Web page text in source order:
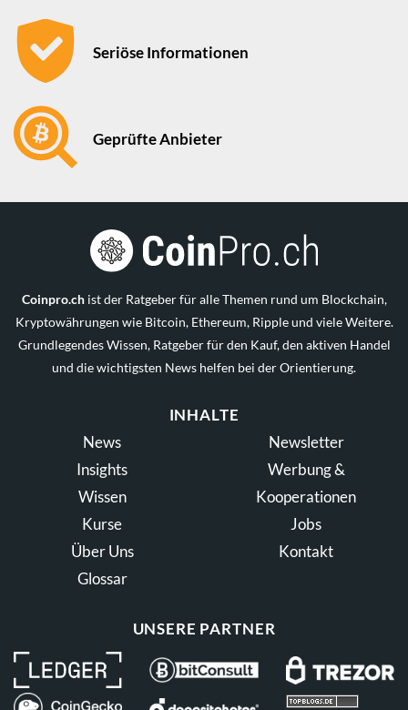
Seriöse Informationen
Geprüfte Anbieter
Coinpro.chist der Ratgeber für alle Themen rund um Blockchain,
Kryptowährungen wie Bitcoin, Ethereum, Ripple und viele Weitere.
Grundlegendes Wissen, Ratgeber für den Kauf, den aktiven Handel
und die wichtigsten News helfen bei der Orientierung.
INHALTE
News
Insights
Wissen
Kurse
Über Uns
Glossar
Newsletter
Werbung &
Kooperationen
Jobs
Kontakt
UNSERE PARTNER